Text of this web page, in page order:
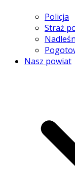
Policja
Straż
Nasz powiat